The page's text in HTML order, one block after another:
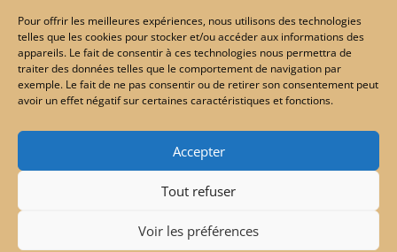
Pour offrir les meilleures expériences, nous utilisons des technologies
telles que les cookies pour stocker et/ou accéder aux informations des
appareils. Le fait de consentir à ces technologies nous permettra de
traiter des données telles que le comportement de navigation par
exemple. Le fait de ne pas consentir ou de retirer son consentement peut
avoir un effet négatif sur certaines caractéristiques et fonctions.
Accepter
Tout refuser
Voir les préférences
Flux des publications
Flux des commentaires
Site de WordPress-FR
Politique de confidentialité